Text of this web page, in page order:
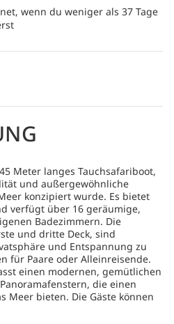
wenn du weniger als 37 Tage
Meter langes Tauchsafariboot,
und außergewöhnliche
konzipiert wurde. Es bietet
verfügt über 16 geräumige,
Badezimmern. Die
und dritte Deck, sind
und Entspannung zu
für Paare oder Alleinreisende.
einen modernen, gemütlichen
die einen
Meer bieten. Die Gäste können
an Bord noch angenehmer